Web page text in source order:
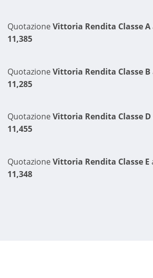
QuotazioneVittoria Rendita Classe A
11,385
QuotazioneVittoria Rendita Classe B
11,285
QuotazioneVittoria Rendita Classe D
11,455
QuotazioneVittoria Rendita Classe E
11,348